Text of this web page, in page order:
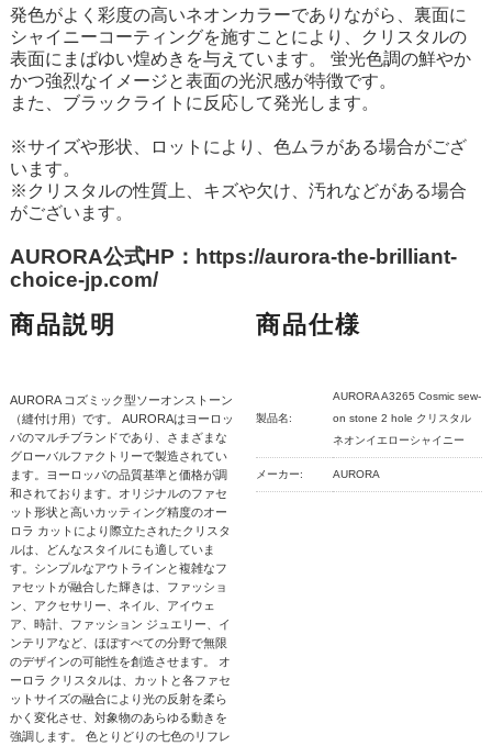
発色がよく彩度の高いネオンカラーでありながら、裏面に
シャイニーコーティングを施すことにより、クリスタルの
表面にまばゆい煌めきを与えています。 蛍光色調の鮮やか
かつ強烈なイメージと表面の光沢感が特徴です。
また、ブラックライトに反応して発光します。
※サイズや形状、ロットにより、色ムラがある場合がござ
います。
※クリスタルの性質上、キズや欠け、汚れなどがある場合
がございます。
AURORA公式HP：https://aurora-the-brilliant-
choice-jp.com/
商品説明
AURORA コズミック型ソーオンストーン
（縫付け用）です。 AURORAはヨーロッ
パのマルチブランドであり、さまざまな
グローバルファクトリーで製造されてい
ます。ヨーロッパの品質基準と価格が調
和されております。オリジナルのファセ
ット形状と高いカッティング精度のオー
ロラ カットにより際立たされたクリスタ
ルは、どんなスタイルにも適していま
す。シンプルなアウトラインと複雑なフ
ァセットが融合した輝きは、ファッショ
ン、アクセサリー、ネイル、アイウェ
ア、時計、ファッション ジュエリー、イ
ンテリアなど、ほぼすべての分野で無限
のデザインの可能性を創造させます。 オ
ーロラ クリスタルは、カットと各ファセ
ットサイズの融合により光の反射を柔ら
かく変化させ、対象物のあらゆる動きを
強調します。 色とりどりの七色のリフレ
商品仕様
製品名:
AURORA A3265 Cosmic sew-
on stone 2 hole クリスタル
ネオンイエローシャイニー
メーカー: AURORA